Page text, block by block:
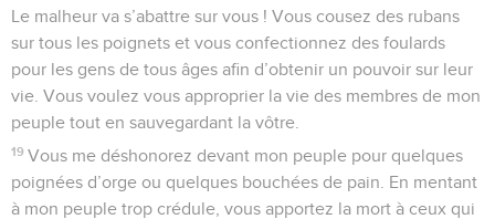
Le malheur va s’abattre sur vous ! Vous cousez des rubans
sur tous les poignets et vous confectionnez des foulards
pour les gens de tous âges afin d’obtenir un pouvoir sur leur
vie. Vous voulez vous approprier la vie des membres de mon
peuple tout en sauvegardant la vôtre.
19 Vous me déshonorez devant mon peuple pour quelques
poignées d’orge ou quelques bouchées de pain. En mentant
à mon peuple trop crédule, vous apportez la mort à ceux qui